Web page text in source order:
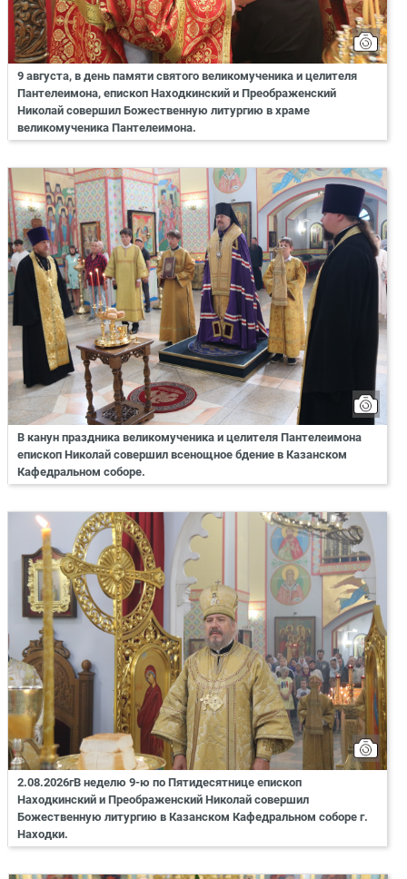
9 августа, в день памяти святого великомученика и целителя
Пантелеимона, епископ Находкинский и Преображенский
Николай совершил Божественную литургию в храме
великомученика Пантелеимона.
В канун праздника великомученика и целителя Пантелеимона
епископ Николай совершил всенощное бдение в Казанском
Кафедральном соборе.
2.08.2026гВ неделю 9-ю по Пятидесятнице епископ
Находкинский и Преображенский Николай совершил
Божественную литургию в Казанском Кафедральном соборе г.
Находки.